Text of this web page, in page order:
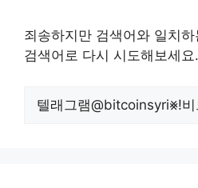
죄송하지만 검색어와 일치
검색어로 다시 시도해보세요.
색: